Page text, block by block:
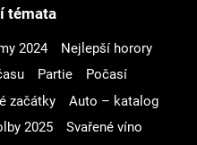
témata
2024
Nejlepší horory
Partie
Počasí
začátky
Auto – katalog
2025
Svařené víno